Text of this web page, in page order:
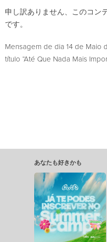
申し訳ありません、このコン
です。
Mensagem de dia 14 de Maio
título “Até Que Nada Mais
あなたも好きかも